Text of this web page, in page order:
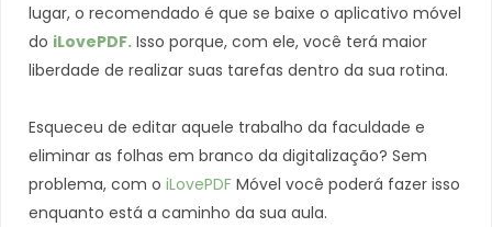
lugar, o recomendado é que se baixe o aplicativo móvel
do iLovePDF. Isso porque, com ele, você terá maior
liberdade de realizar suas tarefas dentro da sua rotina.
Esqueceu de editar aquele trabalho da faculdade e
eliminar as folhas em branco da digitalização? Sem
problema, com o iLovePDF Móvel você poderá fazer isso
enquanto está a caminho da sua aula.